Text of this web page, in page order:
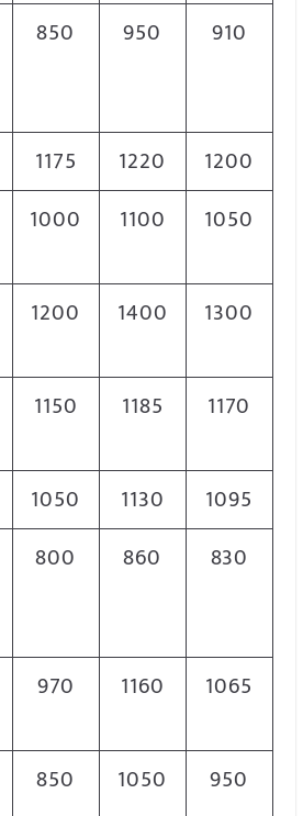
850 950 910
1175 1220
1200
1000 1100 1050
1200 1400 1300
1150 1185 1170
1050 1130
1095
800 860 830
970 1160 1065
850 1050 950